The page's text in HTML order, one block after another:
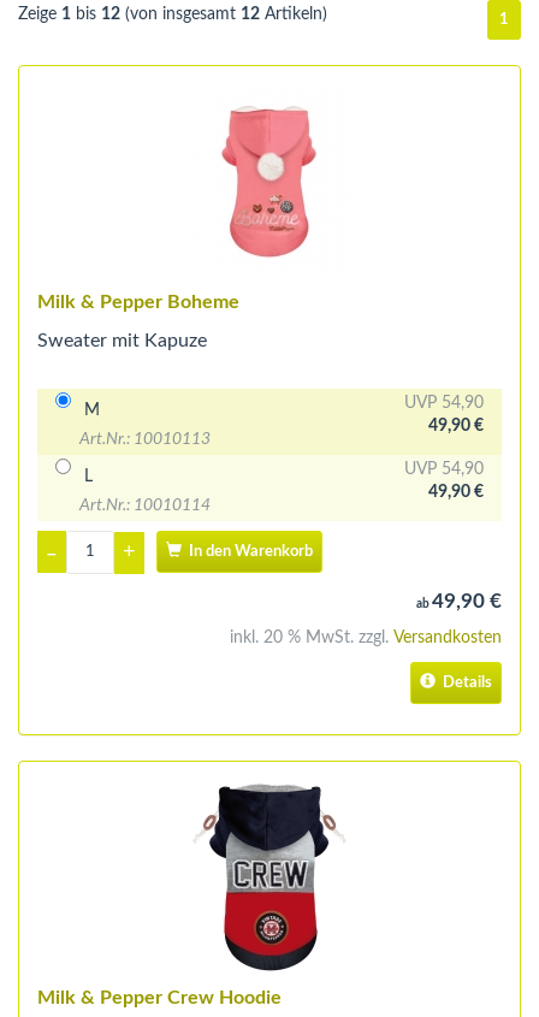
Zeige 1 bis 12 (von insgesamt 12 Artikeln) 1
Milk & Pepper Boheme
Sweater mit Kapuze
M
Art.Nr.: 10010113
UVP 54,90
49,90 €
L
Art.Nr.: 10010114
UVP 54,90
49,90 €
– + In den Warenkorb
ab 49,90 €
inkl. 20 % MwSt. zzgl. Versandkosten
Details
Milk & Pepper Crew Hoodie